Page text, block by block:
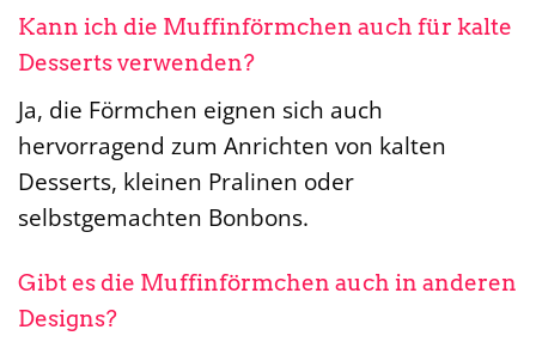
Kann ich die Muffinförmchen auch für kalte
Desserts verwenden?
Ja, die Förmchen eignen sich auch
hervorragend zum Anrichten von kalten
Desserts, kleinen Pralinen oder
selbstgemachten Bonbons.
Gibt es die Muffinförmchen auch in anderen
Designs?